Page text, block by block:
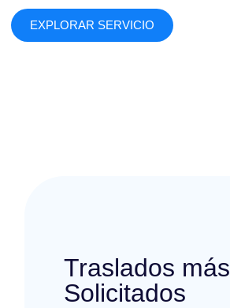
EXPLORAR SERVICIO
Traslados más
Solicitados